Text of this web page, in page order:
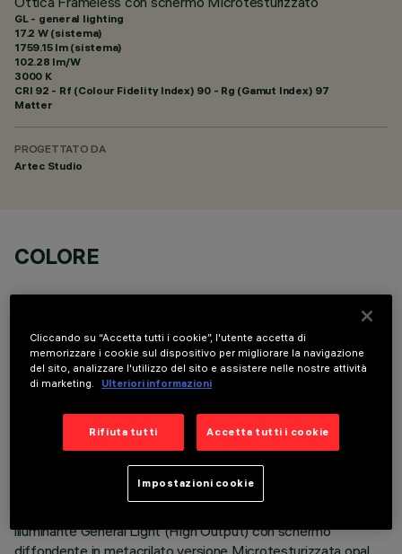
GL - general lighting
17.2 W (sistema)
1759.15 lm (sistema)
102.28 lm/W
3000 K
CRI 92 - Rf (Colour Fidelity Index) 90 - Rg (Gamut Index) 97
Matter
PROGETTATO DA
Artec Studio
COLORE
DATI TECNICI
ULTIMO AGGIORNAMENTO: 05/08/2026
Applique da interni ad emissione indiretta H=1131. Modulo con
illuminante General Light (High Output) con schermo
diffondente in metacrilato versione Microtesturizzata opal.
Cliccando su “Accetta tutti i cookie”, l'utente accetta di
memorizzare i cookie sul dispositivo per migliorare la navigazione
del sito, analizzare l'utilizzo del sito e assistere nelle nostre attività
di marketing.
Ulteriori informazioni
Rifiuta tutti Accetta tutti i cookie
Impostazioni cookie